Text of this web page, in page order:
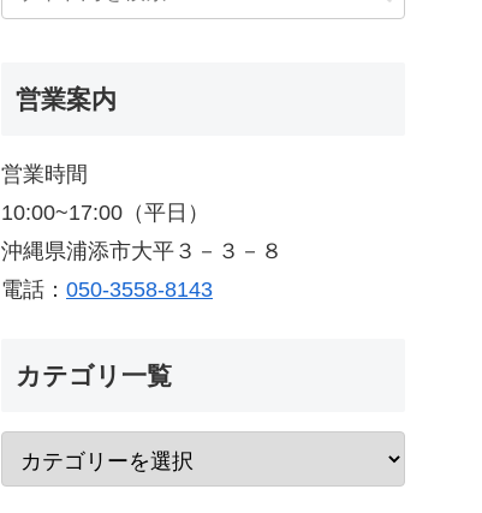
営業案内
営業時間
10:00~17:00（平日）
沖縄県浦添市大平３－３－８
電話： 050-3558-8143
カテゴリ一覧